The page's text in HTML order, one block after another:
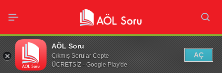
AÖL Soru
Çıkmış Sorular Cepte
ÜCRETSİZ - Google Play'de
AÇ